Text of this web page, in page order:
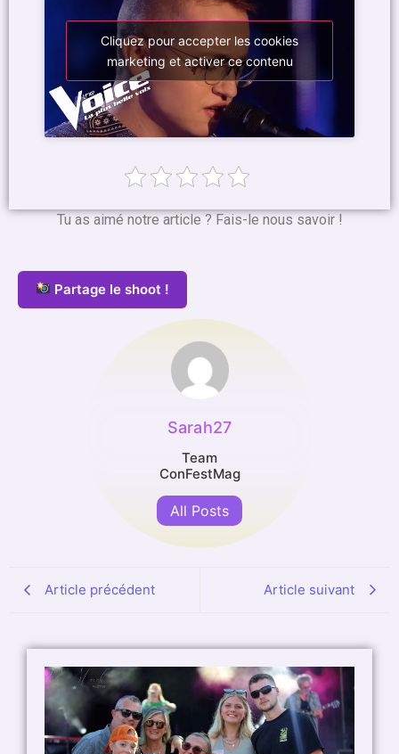
Cliquez pour accepter les cookies
marketing et activer ce contenu
Tu as aimé notre article ? Fais-le nous savoir !
Partage le shoot !
Sarah27
Team
ConFestMag
All Posts
Article précédent Article suivant